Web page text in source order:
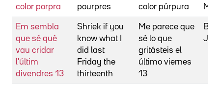
color porpra
pourpres
color púrpura
Em sembla
que sé què
vau cridar
l'últim
divendres 13
Shriek if you
know what I
did last
Friday the
thirteenth
Me parece que
sé lo que
gritásteis el
último viernes
13